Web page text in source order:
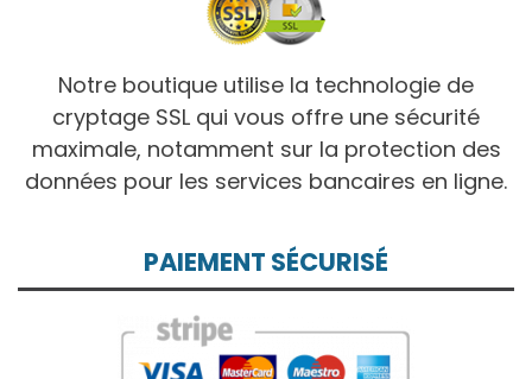
Notre boutique utilise la technologie de
cryptage SSL qui vous offre une sécurité
maximale, notamment sur la protection des
données pour les services bancaires en ligne.
PAIEMENT SÉCURISÉ